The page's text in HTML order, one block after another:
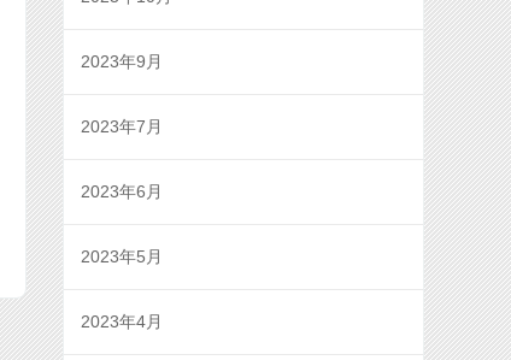
2023年9月
2023年7月
2023年6月
2023年5月
2023年4月